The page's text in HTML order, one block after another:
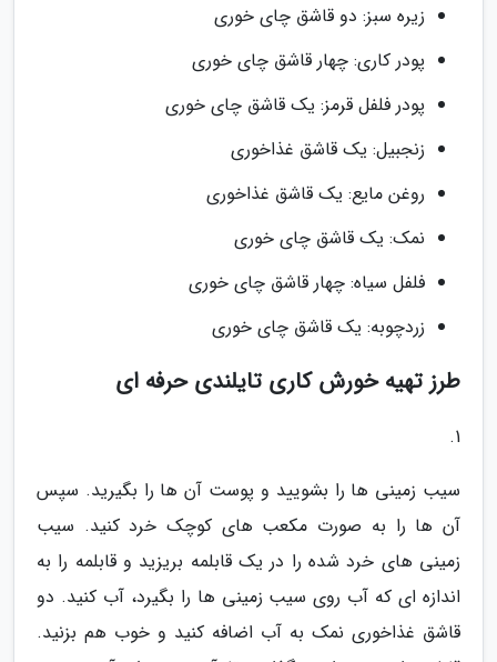
زیره سبز: دو قاشق چای خوری
پودر کاری: چهار قاشق چای خوری
پودر فلفل قرمز: یک قاشق چای خوری
زنجبیل: یک قاشق غذاخوری
روغن مایع: یک قاشق غذاخوری
نمک: یک قاشق چای خوری
فلفل سیاه: چهار قاشق چای خوری
زردچوبه: یک قاشق چای خوری
طرز تهیه خورش کاری تایلندی حرفه ای
1.
سیب زمینی ها را بشویید و پوست آن ها را بگیرید. سپس
آن ها را به صورت مکعب های کوچک خرد کنید. سیب
زمینی های خرد شده را در یک قابلمه بریزید و قابلمه را به
اندازه ای که آب روی سیب زمینی ها را بگیرد، آب کنید. دو
قاشق غذاخوری نمک به آب اضافه کنید و خوب هم بزنید.